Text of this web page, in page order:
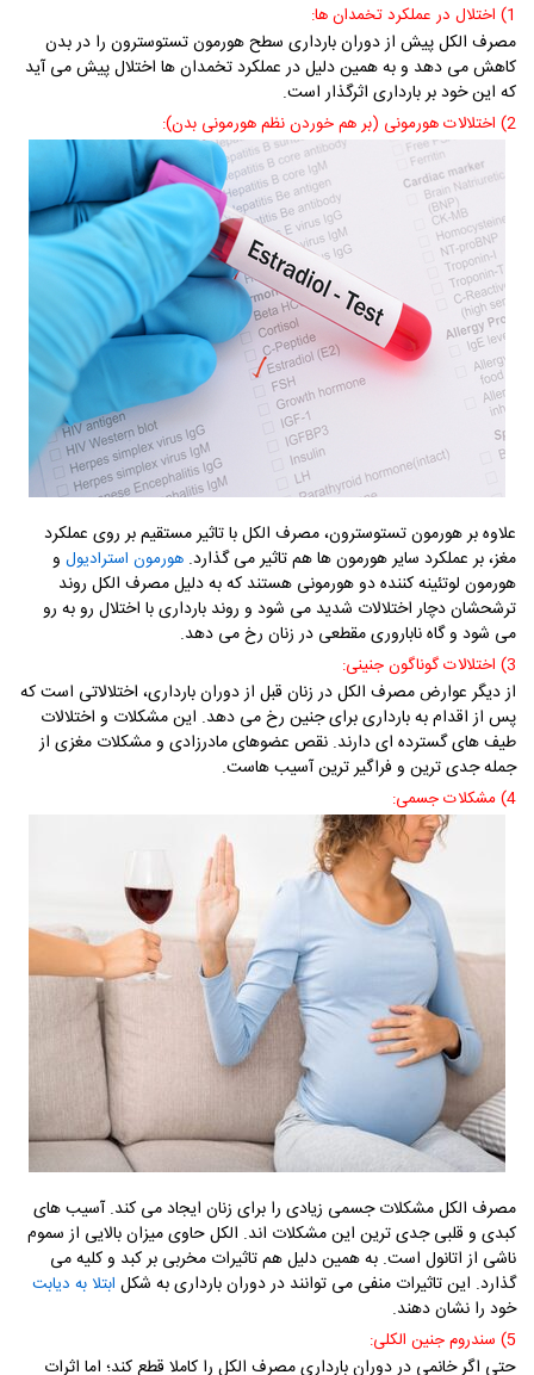
1) اختلال در عملکرد تخمدان ها:
مصرف الکل پیش از دوران بارداری سطح هورمون تستوسترون را در بدن
کاهش می دهد و به همین دلیل در عملکرد تخمدان ها اختلال پیش می آید
که این خود بر بارداری اثرگذار است.
2) اختلالات هورمونی (بر هم خوردن نظم هورمونی بدن):
علاوه بر هورمون تستوسترون، مصرف الکل با تاثیر مستقیم بر روی عملکرد
مغز، بر عملکرد سایر هورمون ها هم تاثیر می گذارد. هورمون استرادیول و
هورمون لوتئینه کننده دو هورمونی هستند که به دلیل مصرف الکل روند
ترشحشان دچار اختلالات شدید می شود و روند بارداری با اختلال رو به رو
می شود و گاه ناباروری مقطعی در زنان رخ می دهد.
3) اختلالات گوناگون جنینی:
از دیگر عوارض مصرف الکل در زنان قبل از دوران بارداری، اختلالاتی است که
پس از اقدام به بارداری برای جنین رخ می دهد. این مشکلات و اختلالات
طیف های گسترده ای دارند. نقص عضوهای مادرزادی و مشکلات مغزی از
جمله جدی ترین و فراگیر ترین آسیب هاست.
4) مشکلات جسمی:
مصرف الکل مشکلات جسمی زیادی را برای زنان ایجاد می کند. آسیب های
کبدی و قلبی جدی ترین این مشکلات اند. الکل حاوی میزان بالایی از سموم
ناشی از اتانول است. به همین دلیل هم تاثیرات مخربی بر کبد و کلیه می
گذارد. این تاثیرات منفی می توانند در دوران بارداری به شکل ابتلا به دیابت
خود را نشان دهند.
5) سندروم جنین الکلی:
حتی اگر خانمی در دوران بارداری مصرف الکل را کاملا قطع کند؛ اما اثرات